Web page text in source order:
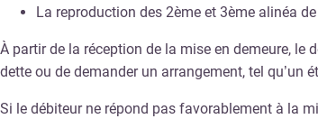
La reproduction des 2ème et 3ème alinéa
À partir de la réception de la mise en demeure, le
dette ou de demander un arrangement, tel qu’un
Si le débiteur ne répond pas favorablement à la